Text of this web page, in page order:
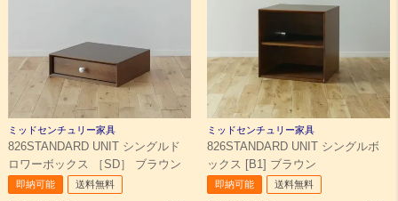
ミッドセンチュリー家具
826STANDARD UNIT シングルド
ロワーボックス ［SD］ ブラウン
即納可能 送料無料
ミッドセンチュリー家具
826STANDARD UNIT シングルボ
ックス [B1] ブラウン
即納可能 送料無料